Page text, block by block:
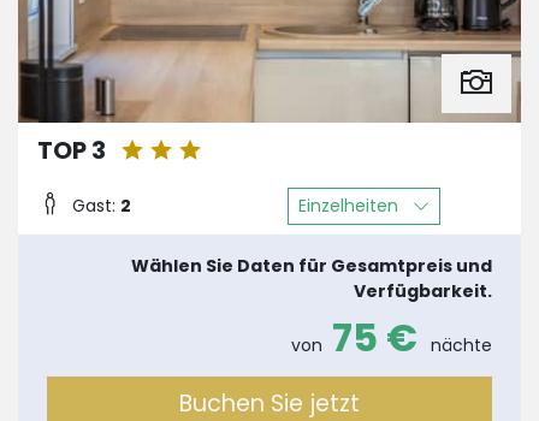
TOP 3
Gast: 2 Einzelheiten
Wählen Sie Daten für Gesamtpreis und
Verfügbarkeit.
von 75 € nächte
Buchen Sie jetzt